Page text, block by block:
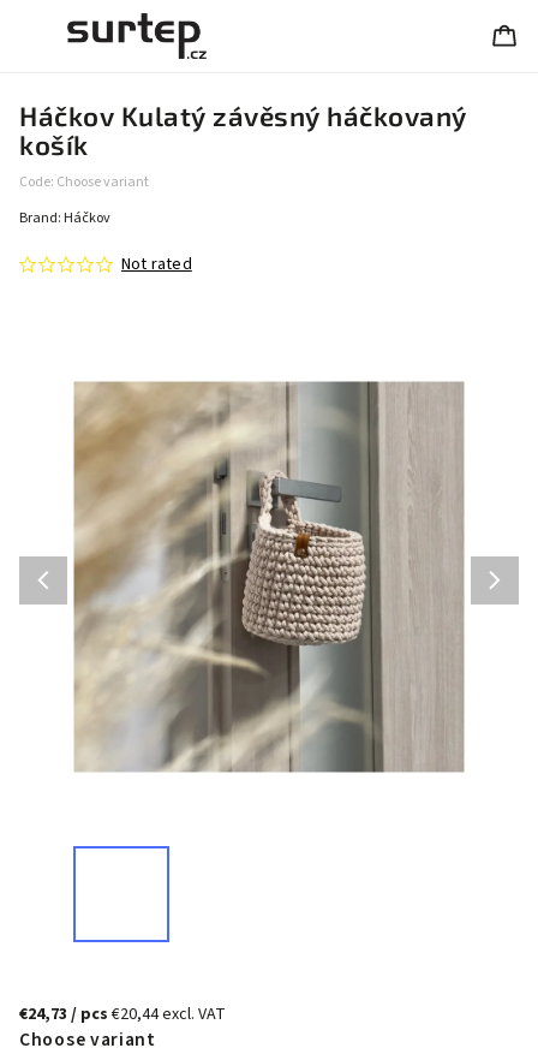
Háčkov Kulatý závěsný háčkovaný
košík
Code: Choose variant
Not rated
Brand: Háčkov
€24,73 / pcs €20,44 excl. VAT
Choose variant